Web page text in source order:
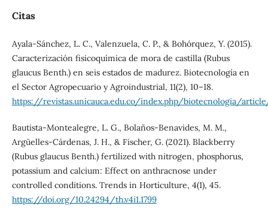
Citas
Ayala-Sánchez, L. C., Valenzuela, C. P., & Bohórquez, Y. (2015).
Caracterización fisicoquímica de mora de castilla (Rubus
glaucus Benth.) en seis estados de madurez. Biotecnología en
el Sector Agropecuario y Agroindustrial, 11(2), 10–18.
https://revistas.unicauca.edu.co/index.php/biotecnologia/
Bautista-Montealegre, L. G., Bolaños-Benavides, M. M.,
Argüelles-Cárdenas, J. H., & Fischer, G. (2021). Blackberry
(Rubus glaucus Benth.) fertilized with nitrogen, phosphorus,
potassium and calcium: Effect on anthracnose under
controlled conditions. Trends in Horticulture, 4(1), 45.
https://doi.org/10.24294/th.v4i1.1799